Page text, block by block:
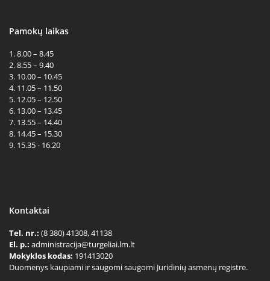
Pamokų laikas
1. 8.00 – 8.45
2. 8.55 – 9.40
3. 10.00 – 10.45
4. 11.05 – 11.50
5. 12.05 – 12.50
6. 13.00 – 13.45
7. 13.55 – 14.40
8. 14.45 – 15.30
9. 15.35 - 16.20
Kontaktai
Tel. nr.: (8 380) 41308, 41138
El. p.: administracija@turgeliai.lm.lt
Mokyklos kodas: 191413020
Duomenys kaupiami ir saugomi saugomi Juridinių asmenų registre.